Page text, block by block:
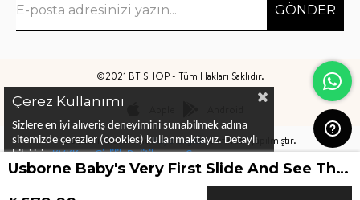
GÖNDER
©2021 BT SHOP - Tüm Hakları Saklıdır.
Bu sitenin kurulumuKeyo Digitaltarafından yapılmıştır.
Çerez Kullanımı
Sizlere en iyi alıveriş deneyimini sunabilmek adına
sitemizde çerezler (cookies) kullanmaktayız. Detaylı
bilgi için KVKK ve Gizlilik Politikası veÇerez
Politikalarını inceleyebilirsiniz Usborne Baby's Very First Slide And See Things That Go